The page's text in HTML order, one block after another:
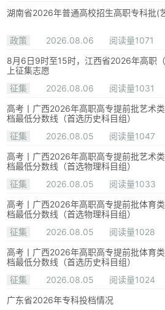
湖南省2026年普通高校招生高职专科批(
政策 2026.08.06
阅读量1071
8月6日9时至15时，江西省2026年高职
上征集志愿
征集
2026.08.06
阅读量1031
高考丨广西2026年高职高专提前批艺术
档最低分数线（首选历史科目组）
征集
2026.08.05
阅读量1047
高考丨广西2026年高职高专提前批艺术
档最低分数线（首选物理科目组）
征集
2026.08.05
阅读量1033
高考丨广西2026年高职高专提前批体育
档最低分数线（首选物理科目组）
征集
2026.08.05
阅读量1028
高考丨广西2026年高职高专提前批体育
档最低分数线（首选历史科目组）
征集
2026.08.05
阅读量1024
广东省2026年专科投档情况